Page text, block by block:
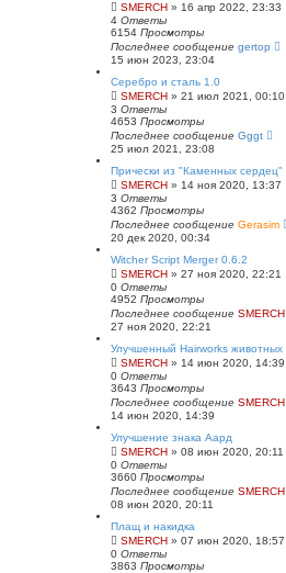
SMERCH » 16 апр 2022, 23:33
4 Ответы
6154 Просмотры
Последнее сообщение gertop
15 июн 2023, 23:04
Серебро и сталь 1.0
SMERCH » 21 июл 2021, 00:10
3 Ответы
4653 Просмотры
Последнее сообщение Gggt
25 июл 2021, 23:08
Прически из "Каменных сердец"
SMERCH » 14 ноя 2020, 13:37
3 Ответы
4362 Просмотры
Последнее сообщение Gerasim
20 дек 2020, 00:34
Witcher Script Merger 0.6.2
SMERCH » 27 ноя 2020, 22:21
0 Ответы
4952 Просмотры
Последнее сообщение SMERCH
27 ноя 2020, 22:21
Улучшенный Hairworks животных
SMERCH » 14 июн 2020, 14:39
0 Ответы
3643 Просмотры
Последнее сообщение SMERCH
14 июн 2020, 14:39
Улучшение знака Аард
SMERCH » 08 июн 2020, 20:11
0 Ответы
3660 Просмотры
Последнее сообщение SMERCH
08 июн 2020, 20:11
Плащ и накидка
SMERCH » 07 июн 2020, 18:57
0 Ответы
3863 Просмотры